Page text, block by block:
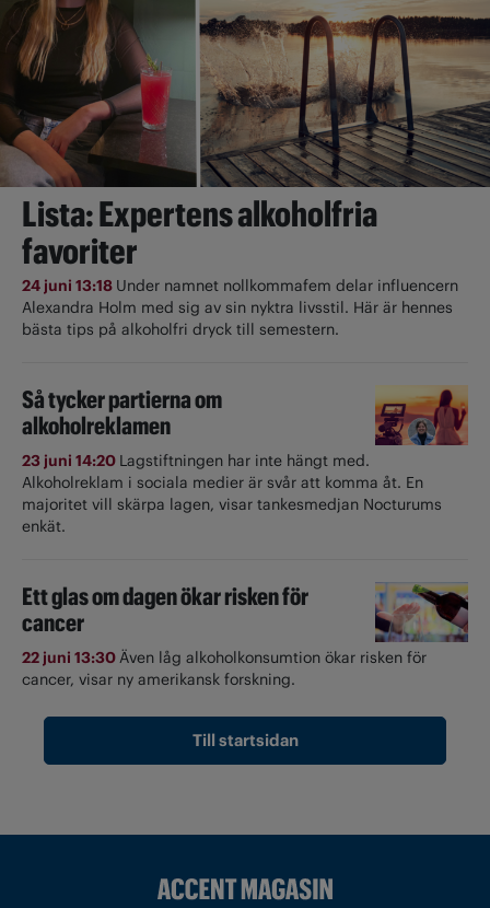
Lista: Expertens alkoholfria
favoriter
24 juni 13:18 Under namnet nollkommafem delar influencern
Alexandra Holm med sig av sin nyktra livsstil. Här är hennes
bästa tips på alkoholfri dryck till semestern.
Så tycker partierna om
alkoholreklamen
23 juni 14:20 Lagstiftningen har inte hängt med.
Alkoholreklam i sociala medier är svår att komma åt. En
majoritet vill skärpa lagen, visar tankesmedjan Nocturums
enkät.
Ett glas om dagen ökar risken för
cancer
22 juni 13:30Även låg alkoholkonsumtion ökar risken för
cancer, visar ny amerikansk forskning.
Till startsidan